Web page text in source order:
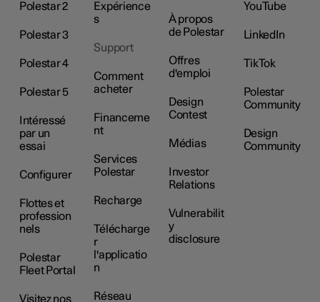
Polestar 2
Polestar 3
Polestar 4
Polestar 5
Intéressé
par un
essai
Configurer
Flottes et
profession
nels
Polestar
Fleet Portal
Visitez nos
Expérience
s
Support
Comment
acheter
Financeme
nt
Services
Polestar
Recharge
Télécharge
r
l'applicatio
n
Réseau
À propos
de Polestar
Offres
d'emploi
Design
Contest
Médias
Investor
Relations
Vulnerabilit
y
disclosure
YouTube
LinkedIn
TikTok
Polestar
Community
Design
Community